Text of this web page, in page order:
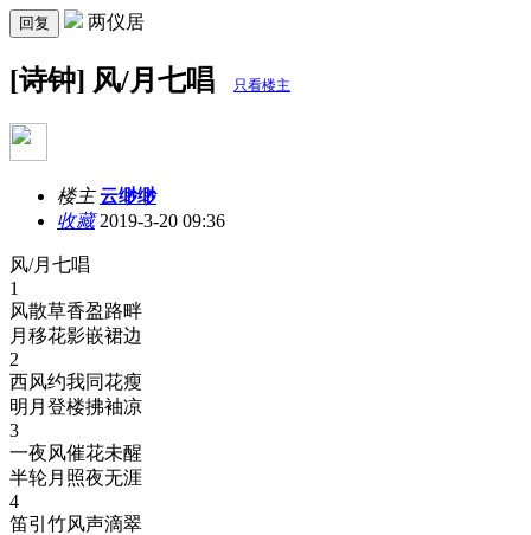
回复 两仪居
[诗钟] 风/月七唱 只看楼主
楼主 云缈缈
收藏2019-3-20 09:36
风/月七唱
1
风散草香盈路畔
月移花影嵌裙边
2
西风约我同花瘦
明月登楼拂袖凉
3
一夜风催花未醒
半轮月照夜无涯
4
笛引竹风声滴翠